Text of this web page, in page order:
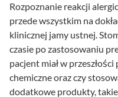
Rozpoznanie reakcji
przede wszystkim na
klinicznej jamy ustnej.
czasie po zastosowaniu
pacjent miał w
chemiczne oraz czy
dodatkowe produkty,